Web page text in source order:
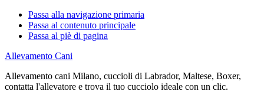
Passa alla navigazione primaria
Passa al contenuto principale
Passa al piè di pagina
Allevamento Cani
Allevamento cani Milano, cuccioli di Labrador, Maltese, Boxer,
contatta l'allevatore e trova il tuo cucciolo ideale con un clic.